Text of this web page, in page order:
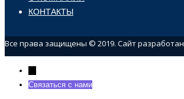
КОНТАКТЫ
Все права защищены © 2019. Сайт разработан
Связаться с нами